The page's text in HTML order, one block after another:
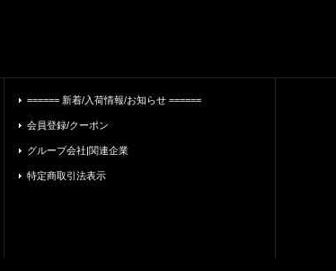
====== 新着/入荷情報/お知らせ ======
会員登録/クーポン
グループ会社|関連企業
特定商取引法表示